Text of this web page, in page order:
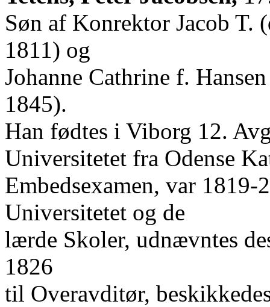
Søn af Konrektor Jacob
1811) og
Johanne Cathrine f.
1845).
Han fødtes i Viborg 12.
Universitetet fra Odense
Embedsexamen, var
Universitetet og de
lærde Skoler, udnævntes
1826
til Overavditør,